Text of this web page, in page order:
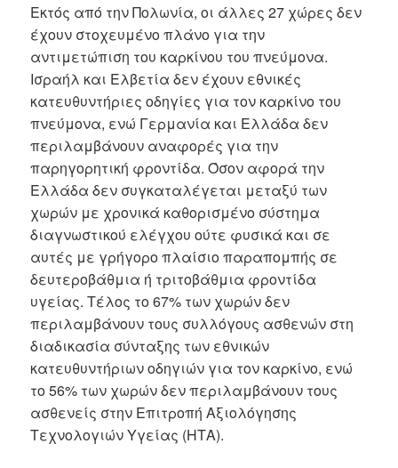
Εκτός από την Πολωνία, οι άλλες 27 χώρες δεν
έχουν στοχευμένο πλάνο για την
αντιμετώπιση του καρκίνου του πνεύμονα.
Ισραήλ και Ελβετία δεν έχουν εθνικές
κατευθυντήριες οδηγίες για τον καρκίνο του
πνεύμονα, ενώ Γερμανία και Ελλάδα δεν
περιλαμβάνουν αναφορές για την
παρηγορητική φροντίδα. Όσον αφορά την
Ελλάδα δεν συγκαταλέγεται μεταξύ των
χωρών με χρονικά καθορισμένο σύστημα
διαγνωστικού ελέγχου ούτε φυσικά και σε
αυτές με γρήγορο πλαίσιο παραπομπής σε
δευτεροβάθμια ή τριτοβάθμια φροντίδα
υγείας. Τέλος το 67% των χωρών δεν
περιλαμβάνουν τους συλλόγους ασθενών στη
διαδικασία σύνταξης των εθνικών
κατευθυντήριων οδηγιών για τον καρκίνο, ενώ
το 56% των χωρών δεν περιλαμβάνουν τους
ασθενείς στην Επιτροπή Αξιολόγησης
Τεχνολογιών Υγείας (ΗΤΑ).